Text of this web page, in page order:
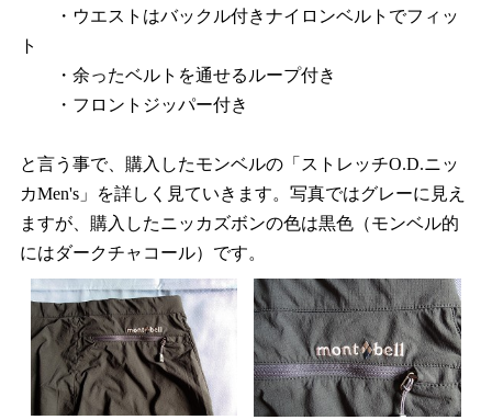
・ウエストはバックル付きナイロンベルトでフィッ
ト
・余ったベルトを通せるループ付き
・フロントジッパー付き
と言う事で、購入したモンベルの「ストレッチO.D.ニッ
カMen's」を詳しく見ていきます。写真ではグレーに見え
ますが、購入したニッカズボンの色は黒色（モンベル的
にはダークチャコール）です。